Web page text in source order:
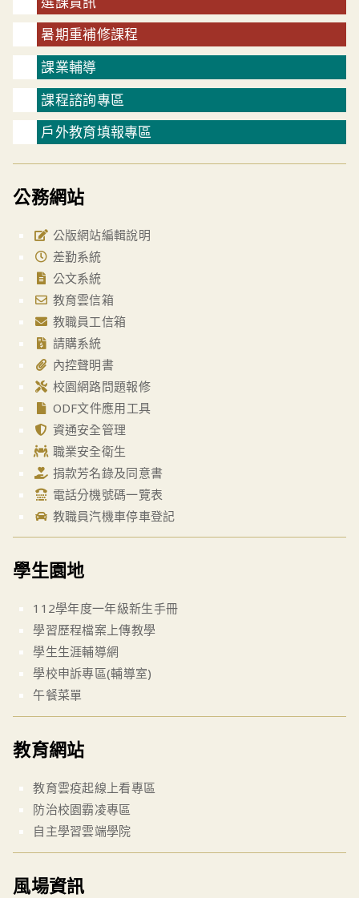
暑期重補修課程
課業輔導
課程諮詢專區
戶外教育填報專區
公務網站
公版網站編輯說明
差勤系統
公文系統
教育雲信箱
教職員工信箱
請購系統
內控聲明書
校園網路問題報修
ODF文件應用工具
資通安全管理
職業安全衛生
捐款芳名錄及同意書
電話分機號碼一覽表
教職員汽機車停車登記
學生園地
112學年度一年級新生手冊
學習歷程檔案上傳教學
學生生涯輔導網
學校申訴專區(輔導室)
午餐菜單
教育網站
教育雲疫起線上看專區
防治校園霸凌專區
自主學習雲端學院
風場資訊